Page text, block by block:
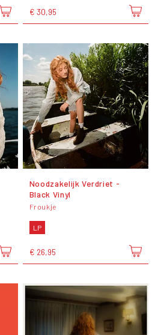
€ 30,95
Noodzakelijk Verdriet -
Black Vinyl
Froukje
LP
€ 26,95